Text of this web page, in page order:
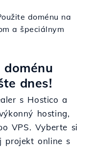
doménu na
a špeciálnym
dnes!
s Hostico a
hosting,
VPS. Vyberte si
projekt online s